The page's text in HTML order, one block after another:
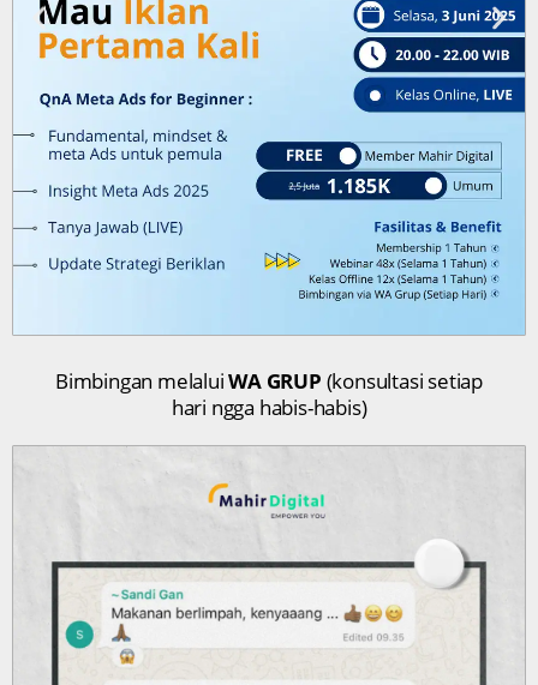
Bimbingan melaluiWA GRUP (konsultasi setiap
hari ngga habis-habis)